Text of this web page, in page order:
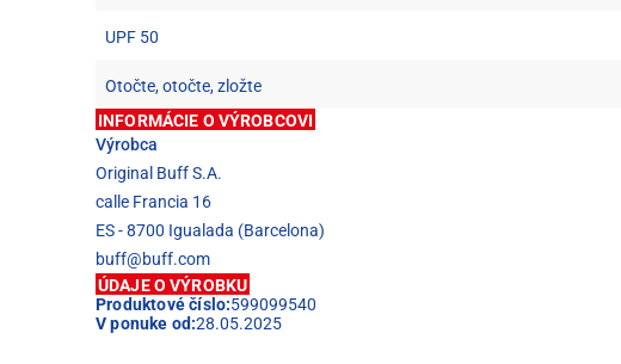
UPF 50
Otočte, otočte, zložte
INFORMÁCIE O VÝROBCOVI
Výrobca
Original Buff S.A.
calle Francia 16
ES - 8700 Igualada (Barcelona)
buff@buff.com
ÚDAJE O VÝROBKU
Produktové číslo:599099540
V ponuke od:28.05.2025